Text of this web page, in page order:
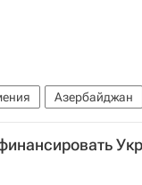
Азербайджан
границе
Совет Европы